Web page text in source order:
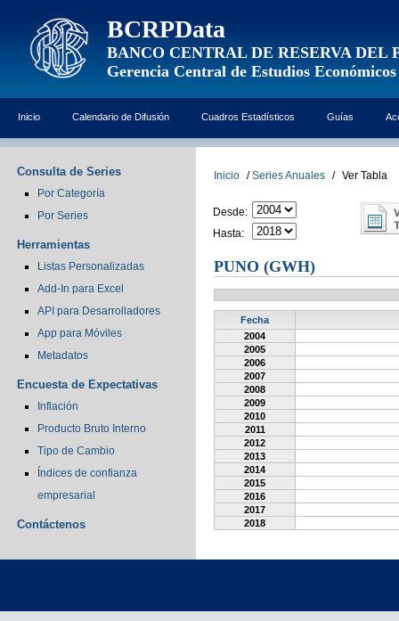
BCRPData
BANCO CENTRAL DE RESERVA DEL
Gerencia Central de Estudios Económicos
Inicio Calendario de Difusión Cuadros Estadísticos Guías
Consulta de Series
Por Categoría
Por Series
Herramientas
Listas Personalizadas
Add-In para Excel
API para Desarrolladores
App para Móviles
Metadatos
Encuesta de Expectativas
Inflación
Producto Bruto Interno
Tipo de Cambio
Índices de confianza
empresarial
Contáctenos
Inicio / Series Anuales / Ver Tabla
Desde:
Hasta:
PUNO (GWH)
Fecha
2004
2005
2006
2007
2008
2009
2010
2011
2012
2013
2014
2015
2016
2017
2018